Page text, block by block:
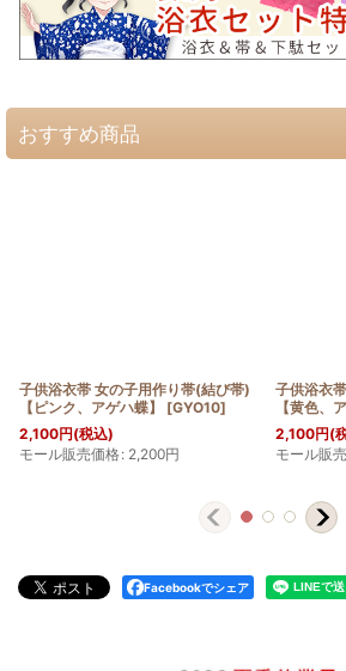
おすすめ商品
子供浴衣帯 女の子用作り帯(結び帯)
【ピンク、アゲハ蝶】
[GYO10]
2,100円(税込)
モール販売価格: 2,200円
子供浴衣
【黄色、
2,100円(
モール販
Facebookでシェア